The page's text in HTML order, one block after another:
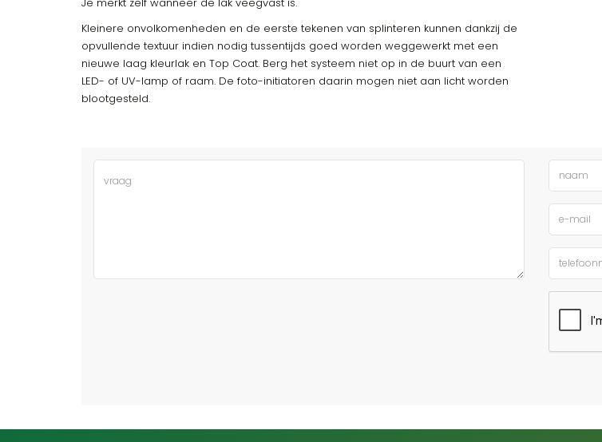
Kleinere onvolkomenheden en de eerste tekenen van splinteren kunnen dankzij de
opvullende textuur indien nodig tussentijds goed worden weggewerkt met een
nieuwe laag kleurlak en Top Coat. Berg het systeem niet op in de buurt van een
LED- of UV-lamp of raam. De foto-initiatoren daarin mogen niet aan licht worden
blootgesteld.